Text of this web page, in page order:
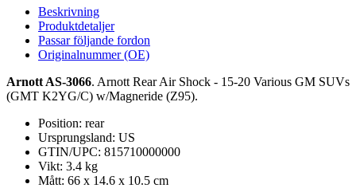
Beskrivning
Produktdetaljer
Passar följande fordon
Originalnummer (OE)
Arnott AS-3066. Arnott Rear Air Shock - 15-20 Various GM SUVs
(GMT K2YG/C) w/Magneride (Z95).
Position: rear
Ursprungsland: US
GTIN/UPC: 815710000000
Vikt: 3.4 kg
Mått: 66 x 14.6 x 10.5 cm